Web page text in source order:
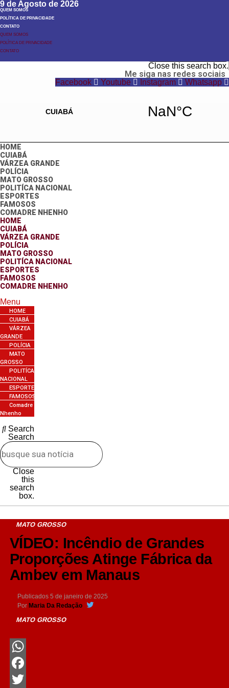
9 de Agosto de 2026
QUEM SOMOS
POLÍTICA DE PRIVACIDADE
CONTATO
QUEM SOMOS
POLÍTICA DE PRIVACIDADE
CONTATO
Close this search box.
Me siga nas redes sociais
Facebook Youtube Instagram Whatsapp
HOME
CUIABÁ
VÁRZEA GRANDE
POLÍCIA
MATO GROSSO
POLITÍCA NACIONAL
ESPORTES
FAMOSOS
COMADRE NHENHO
HOME
CUIABÁ
VÁRZEA GRANDE
POLÍCIA
MATO GROSSO
POLITÍCA NACIONAL
ESPORTES
FAMOSOS
COMADRE NHENHO
Menu
HOME
CUIABÁ
VÁRZEA
GRANDE
POLÍCIA
MATO
GROSSO
POLITÍCA
NACIONAL
ESPORTES
FAMOSOS
Comadre
Nhenho
Search
Search
Close
this
search
box.
MATO GROSSO
VÍDEO: Incêndio de Grandes
Proporções Atinge Fábrica da
Ambev em Manaus
Publicados 5 de janeiro de 2025
Por Maria Da Redação
MATO GROSSO
WhatsApp
Facebook